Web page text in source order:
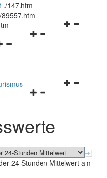
./147.htm
/89557.htm
Navigationsmenü
Navigationsmenü
schließen
24-Stunden Mittelwert am